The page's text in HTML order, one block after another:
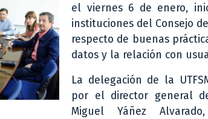
el viernes 6 de enero,
instituciones del Consejo
respecto de buenas
datos y la relación con
La delegación de la
por el director general
Miguel Yáñez